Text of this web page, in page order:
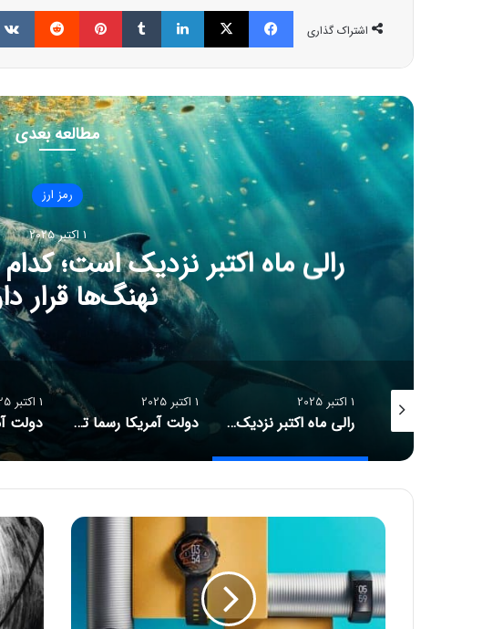
اشتراک گذاری
فیسبوک ایکس لینکداین تامبلر پینتریست Reddit
مطالعه بعدی
رمز ارز
1 اکتبر 2025
دولت آمریکا رسما تعطیل شد!
بازار ارزهای
1 اکتبر 2025
دولت آمریکا رسما تعطیل شد! فرصت یا تهدیدی برای بازار ارزهای دیجیتال؟
1 اکتبر 2025
دولت آمریکا رسما تعطیل شد! فرصت یا تهدیدی برای بازار ارزهای دیجیتال؟
1 اکتبر 2025
آ
ز
ش
:
۱
۰
ب
ا
ز
ی